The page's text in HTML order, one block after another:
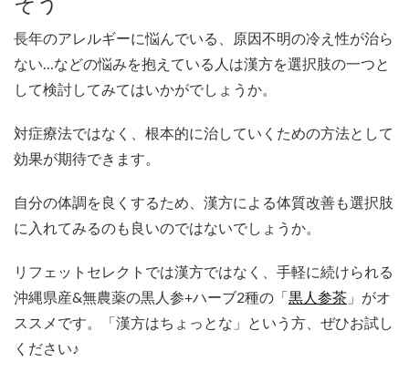
長年のアレルギーに悩んでいる、原因不明の冷え性が治ら
ない…などの悩みを抱えている人は漢方を選択肢の一つと
して検討してみてはいかがでしょうか。
対症療法ではなく、根本的に治していくための方法として
効果が期待できます。
自分の体調を良くするため、漢方による体質改善も選択肢
に入れてみるのも良いのではないでしょうか。
リフェットセレクトでは漢方ではなく、手軽に続けられる
沖縄県産&無農薬の黒人参+ハーブ2種の「黒人参茶 」がオ
ススメです。「漢方はちょっとな」という方、ぜひお試し
ください♪